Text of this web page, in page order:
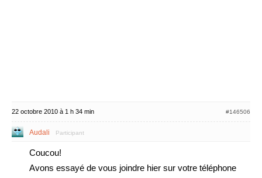
22 octobre 2010 à 1 h 34 min #146506
Audali Participant
Coucou!
Avons essayé de vous joindre hier sur votre téléphone